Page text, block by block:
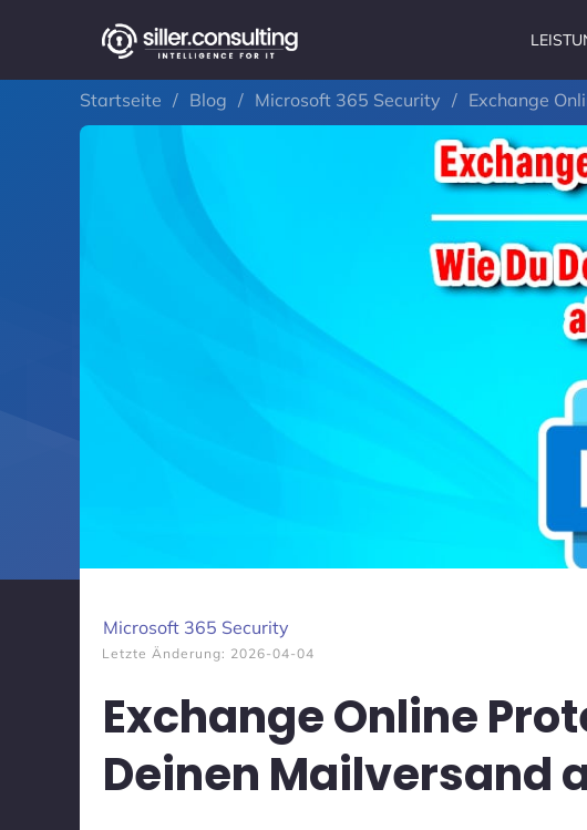
Startseite / Blog / Microsoft 365 Security / Exchange
Microsoft 365 Security
Letzte Änderung: 2026-04-04
Exchange Online
Deinen Mailversand